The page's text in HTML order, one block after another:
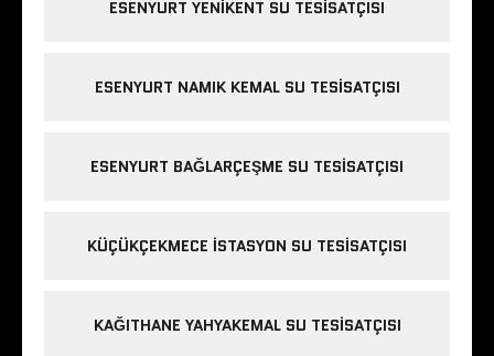
ESENYURT YENIKENT SU TESISATÇISI
ESENYURT NAMIK KEMAL SU TESISATÇISI
ESENYURT BAĞLARÇEŞME SU TESISATÇISI
KÜÇÜKÇEKMECE ISTASYON SU TESISATÇISI
KAĞITHANE YAHYAKEMAL SU TESISATÇISI